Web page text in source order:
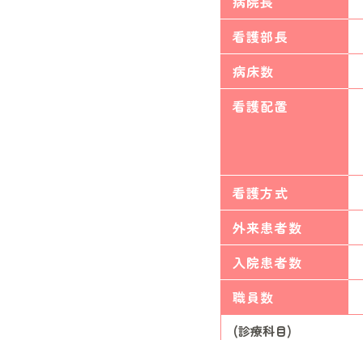
看護部長
病床数
看護配置
看護方式
外来患者数
入院患者数
職員数
(診療科目)